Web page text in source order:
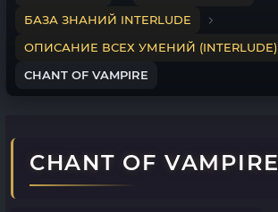
БАЗА ЗНАНИЙ INTERLUDE
ОПИСАНИЕ ВСЕХ УМЕНИЙ (INTERLUDE)
CHANT OF VAMPIRE
CHANT OF VAMPIRE